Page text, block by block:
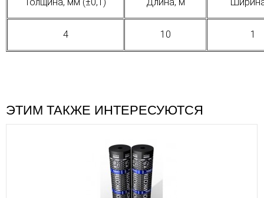
4 10 1
ЭТИМ ТАКЖЕ ИНТЕРЕСУЮТСЯ